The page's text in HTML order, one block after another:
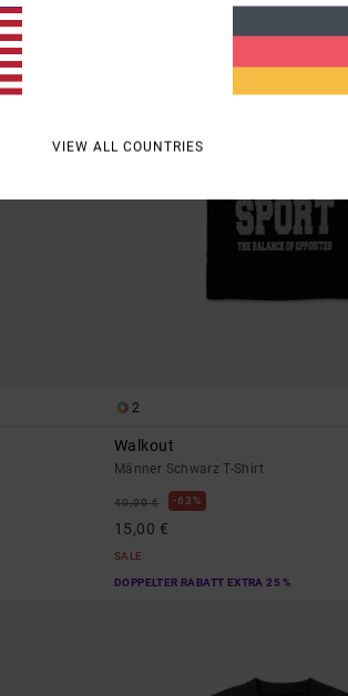
2
Walkout
Männer Schwarz T-Shirt
40,00 € 63%
15,00 €
SALE
DOPPELTER RABATT EXTRA 25 %
VIEW ALL COUNTRIES